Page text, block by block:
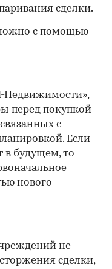
сделки.
с помощью
Недвижимости»,
перед покупкой
с
Если
в будущем, то
нового
не
сделки,